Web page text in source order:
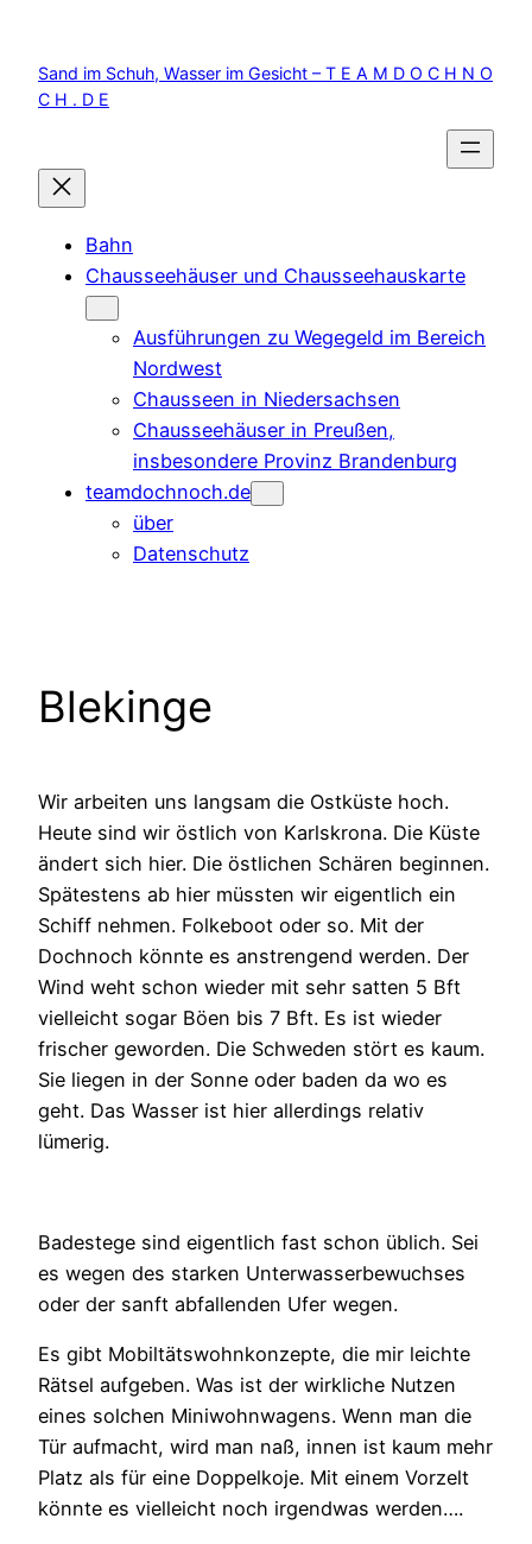
springen
Sand im Schuh, Wasser im Gesicht – T E A M D O C H N O
C H . D E
Bahn
Chausseehäuser und Chausseehauskarte
Ausführungen zu Wegegeld im Bereich
Nordwest
Chausseen in Niedersachsen
Chausseehäuser in Preußen,
insbesondere Provinz Brandenburg
teamdochnoch.de
über
Datenschutz
Blekinge
Wir arbeiten uns langsam die Ostküste hoch.
Heute sind wir östlich von Karlskrona. Die Küste
ändert sich hier. Die östlichen Schären beginnen.
Spätestens ab hier müssten wir eigentlich ein
Schiff nehmen. Folkeboot oder so. Mit der
Dochnoch könnte es anstrengend werden. Der
Wind weht schon wieder mit sehr satten 5 Bft
vielleicht sogar Böen bis 7 Bft. Es ist wieder
frischer geworden. Die Schweden stört es kaum.
Sie liegen in der Sonne oder baden da wo es
geht. Das Wasser ist hier allerdings relativ
lümerig.
Badestege sind eigentlich fast schon üblich. Sei
es wegen des starken Unterwasserbewuchses
oder der sanft abfallenden Ufer wegen.
Es gibt Mobiltätswohnkonzepte, die mir leichte
Rätsel aufgeben. Was ist der wirkliche Nutzen
eines solchen Miniwohnwagens. Wenn man die
Tür aufmacht, wird man naß, innen ist kaum mehr
Platz als für eine Doppelkoje. Mit einem Vorzelt
könnte es vielleicht noch irgendwas werden….